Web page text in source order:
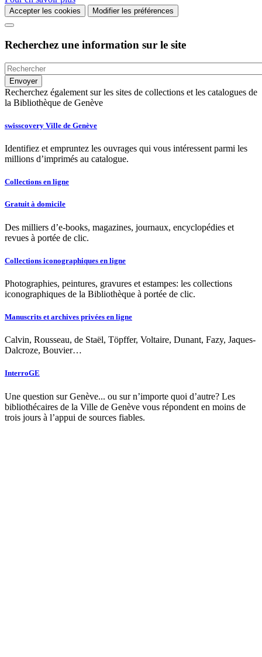
Accepter les cookies Modifier les préférences
Recherchez une information sur le site
Recherchez également sur les sites de collections et les catalogues de
la Bibliothèque de Genève
swisscovery Ville de Genève
Identifiez et empruntez les ouvrages qui vous intéressent parmi les
millions d’imprimés au catalogue.
Collections en ligne
Gratuit à domicile
Des milliers d’e-books, magazines, journaux, encyclopédies et
revues à portée de clic.
Collections iconographiques en ligne
Photographies, peintures, gravures et estampes: les collections
iconographiques de la Bibliothèque à portée de clic.
Manuscrits et archives privées en ligne
Calvin, Rousseau, de Staël, Töpffer, Voltaire, Dunant, Fazy, Jaques-
Dalcroze, Bouvier…
InterroGE
Une question sur Genève... ou sur n’importe quoi d’autre? Les
bibliothécaires de la Ville de Genève vous répondent en moins de
trois jours à l’appui de sources fiables.